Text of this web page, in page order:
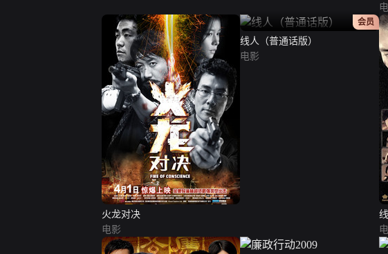
火龙对决
电影
正片
会员
线人（普通话版）
电影